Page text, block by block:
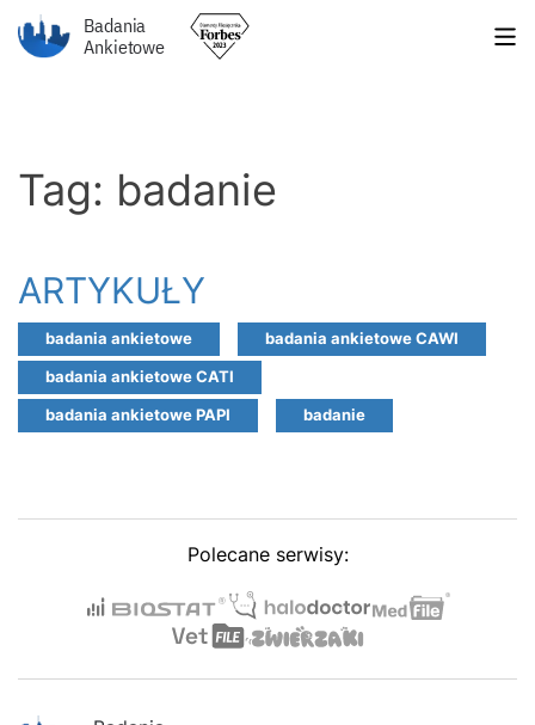
Badania
Ankietowe
Tag: badanie
ARTYKUŁY
badania ankietowe badania ankietowe CAWI
badania ankietowe CATI
badania ankietowe PAPI badanie
Polecane serwisy: